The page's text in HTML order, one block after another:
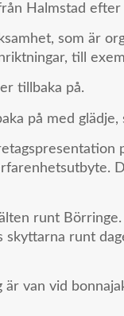
Halmstad
som är
till
tillbaka på.
på med glädje,
runt
runt
van vid